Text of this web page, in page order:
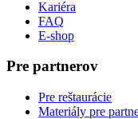
Kariéra
FAQ
E-shop
Pre partnerov
Pre reštaurácie
Materiály pre